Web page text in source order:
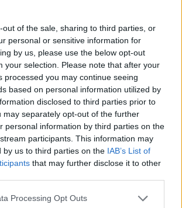
out of the sale, sharing to third parties, or
personal or sensitive information for
by us, please use the below opt-out
your selection. Please note that after your
processed you may continue seeing
based on personal information utilized by
disclosed to third parties prior to
may separately opt-out of the further
personal information by third parties on the
participants. This information may
by us to third parties on the IAB’s List of
that may further disclose it to other
Processing Opt Outs
kilómetros
Precios de la
gasolina en Miengo